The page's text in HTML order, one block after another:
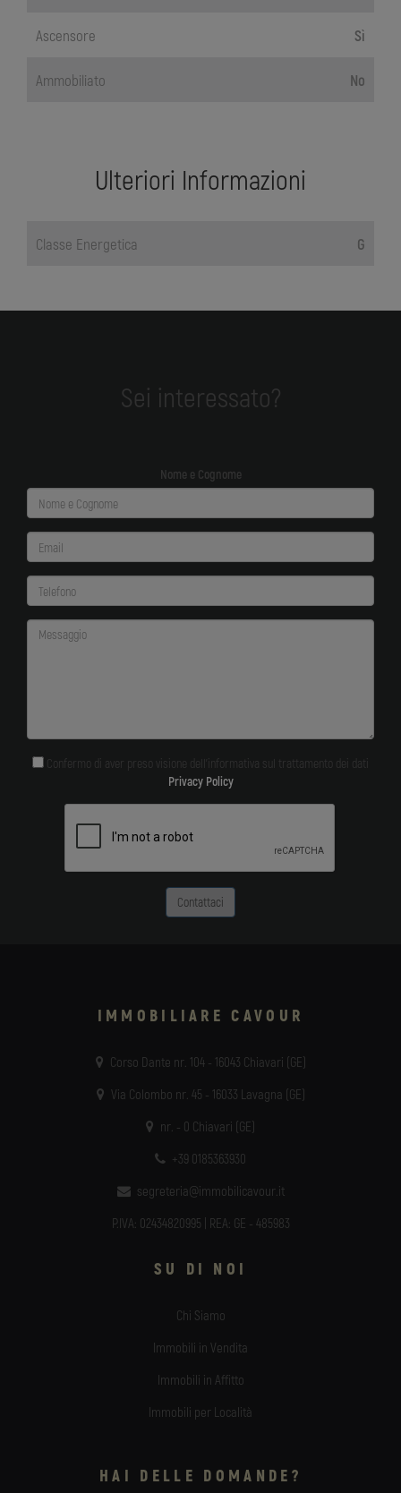
Ascensore Sì
Ammobiliato No
Ulteriori Informazioni
Classe Energetica G
Sei interessato?
Nome e Cognome
Confermo di aver preso visione dell'informativa sul trattamento dei dati
Privacy Policy
Contattaci
IMMOBILIARE CAVOUR
Corso Dante nr. 104 - 16043 Chiavari (GE)
Via Colombo nr. 45 - 16033 Lavagna (GE)
nr. - 0 Chiavari (GE)
+39 0185363930
segreteria@immobilicavour.it
P.IVA: 02434820995 | REA: GE - 485983
SU DI NOI
Chi Siamo
Immobili in Vendita
Immobili in Affitto
Immobili per Località
HAI DELLE DOMANDE?